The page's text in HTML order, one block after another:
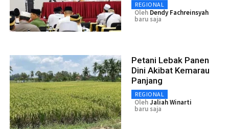
REGIONAL
Oleh Dendy Fachreinsyah
baru saja
Petani Lebak Panen
Dini Akibat Kemarau
Panjang
REGIONAL
OlehJaliah Winarti
baru saja